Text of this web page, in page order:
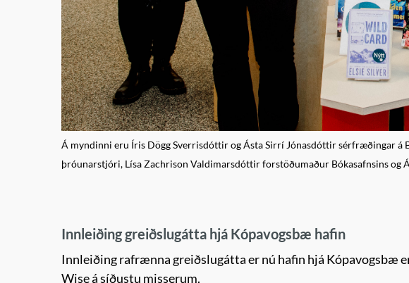
Á myndinni eru Íris Dögg Sverrisdóttir og Ásta Sirrí Jónasdóttir sérfræðingar
þróunarstjóri, Lísa Zachrison Valdimarsdóttir forstöðumaður Bókasafnsins
Innleiðing greiðslugátta hjá Kópavogsbæ hafin
Innleiðing rafrænna greiðslugátta er nú hafin hjá Kópavogsbæ
Wise á síðustu misserum.